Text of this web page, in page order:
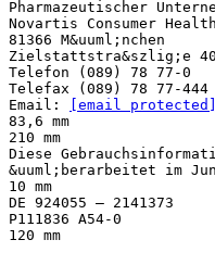
[email protected]
83,6 mm
210 mm
Diese
&uuml;berarbeitet im
10 mm
DE 924055 – 2141373
P111836 A54-0